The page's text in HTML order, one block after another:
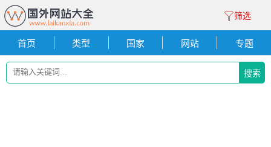
筛选
首页 类型 国家 网站 专题
搜索